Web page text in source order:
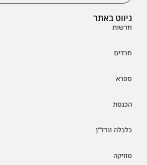
ניווט באתר
חדשות
חרדים
ספרא
הכנסת
כלכלה ונדל"ן
מוזיקה